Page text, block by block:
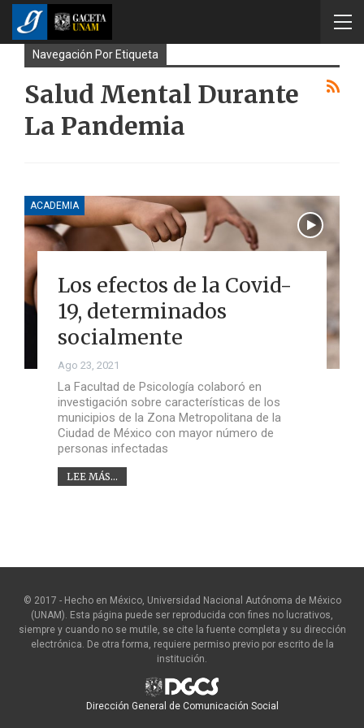
Navegación Por Etiqueta
Salud Mental Durante
La Pandemia
ACADEMIA
Los efectos de la Covid-
19, determinados
socialmente
Ago 23, 2021
La Facultad de Psicología colaboró en
investigación sobre características de los
municipios de la Zona Metropolitana de la
Ciudad de México con mayor número de
personas infectadas
LEE MÁS...
© 2017 - Hecho en México, Universidad Nacional Autónoma de México
(UNAM). Esta página puede ser reproducida con fines no lucrativos,
siempre y cuando no se mutile, se cite la fuente completa y su dirección
electrónica. De otra forma, requiere permiso previo por escrito de la
institución.
Dirección General de Comunicación Social